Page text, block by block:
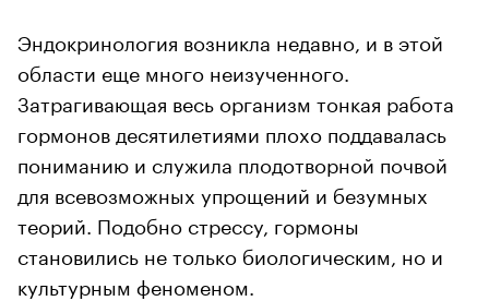
Эндокринология возникла недавно, и в этой
области еще много неизученного.
Затрагивающая весь организм тонкая работа
гормонов десятилетиями плохо поддавалась
пониманию и служила плодотворной почвой
для всевозможных упрощений и безумных
теорий. Подобно стрессу, гормоны
становились не только биологическим, но и
культурным феноменом.